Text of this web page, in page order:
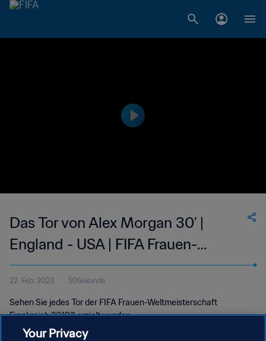
Das Tor von Alex Morgan 30' |
England - USA | FIFA Frauen-
Weltmeisterschaft Frankreich 2019™
22. Feb. 2023 50Sekunde
Sehen Sie jedes Tor der FIFA Frauen-Weltmeisterschaft
Frankreich 2019™ erzielt wurden.
Your Privacy